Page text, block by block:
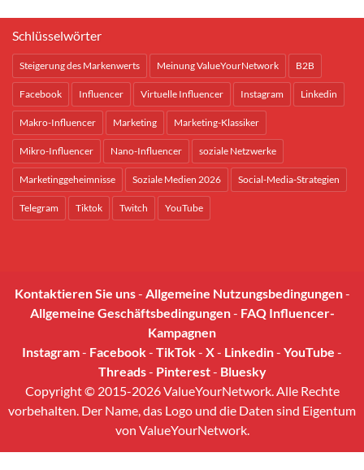
Schlüsselwörter
Steigerung des Markenwerts Meinung ValueYourNetwork B2B
Facebook Influencer Virtuelle Influencer Instagram Linkedin
Makro-Influencer Marketing Marketing-Klassiker
Mikro-Influencer Nano-Influencer soziale Netzwerke
Marketinggeheimnisse Soziale Medien 2026 Social-Media-Strategien
Telegram Tiktok Twitch YouTube
Kontaktieren Sie uns- Allgemeine Nutzungsbedingungen-
Allgemeine Geschäftsbedingungen- FAQ Influencer-
Kampagnen
Instagram- Facebook- TikTok- X- Linkedin- YouTube -
Threads- Pinterest- Bluesky
Copyright © 2015-2026 ValueYourNetwork. Alle Rechte
vorbehalten. Der Name, das Logo und die Daten sind Eigentum
von ValueYourNetwork.